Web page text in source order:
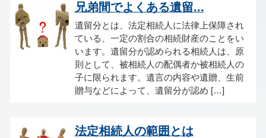
兄弟間でよくある遺留...
遺留分とは、法定相続人に法律上保障され
ている、一定の割合の相続財産のことをい
います。遺留分が認められる相続人は、原
則として、被相続人の配偶者か被相続人の
子に限られます。遺言の内容や遺贈、生前
贈与などによって、遺留分が認め […]
法定相続人の範囲とは